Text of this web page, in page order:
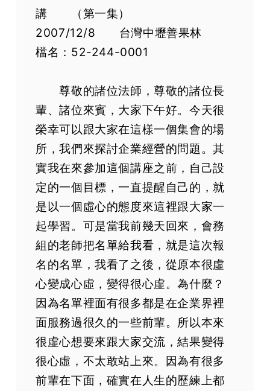
講 （第一集）
2007/12/8 台灣中壢善果林
檔名：52-244-0001
尊敬的諸位法師，尊敬的諸位長
輩、諸位來賓，大家下午好。今天很
榮幸可以跟大家在這樣一個集會的場
所，我們來探討企業經營的問題。其
實我在來參加這個講座之前，自己設
定的一個目標，一直提醒自己的，就
是以一個虛心的態度來這裡跟大家一
起學習。可是當我前幾天回來，會務
組的老師把名單給我看，就是這次報
名的名單，我看了之後，從原本很虛
心變成心虛，變得很心虛。為什麼？
因為名單裡面有很多都是在企業界裡
面服務過很久的一些前輩。所以本來
很虛心想要來跟大家交流，結果變得
很心虛，不太敢站上來。因為有很多
前輩在下面，確實在人生的歷練上都